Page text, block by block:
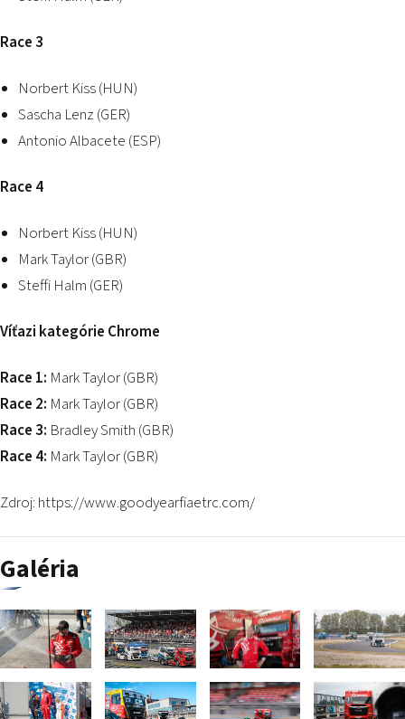
Race 3
Norbert Kiss (HUN)
Sascha Lenz (GER)
Antonio Albacete (ESP)
Race 4
Norbert Kiss (HUN)
Mark Taylor (GBR)
Steffi Halm (GER)
Víťazi kategórie Chrome
Race 1: Mark Taylor (GBR)
Race 2: Mark Taylor (GBR)
Race 3: Bradley Smith (GBR)
Race 4: Mark Taylor (GBR)
Zdroj: https://www.goodyearfiaetrc.com/
Galéria